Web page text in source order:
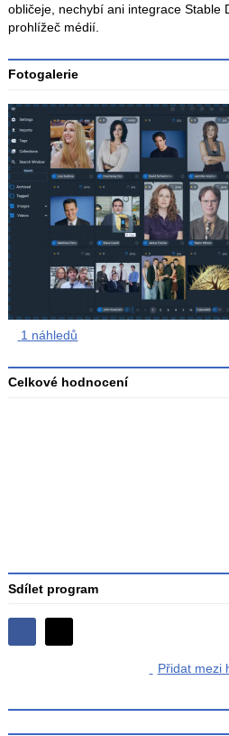
obličeje, nechybí ani integrace Stable
prohlížeč médií.
Fotogalerie
1 náhledů
Celkové hodnocení
Sdílet program
Sdílejte
X
Přidat mezi